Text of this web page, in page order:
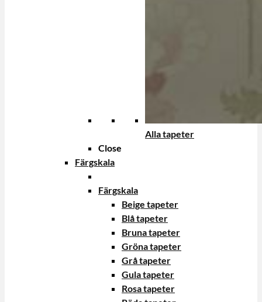
Alla tapeter
Close
Färgskala
Färgskala
Beige tapeter
Blå tapeter
Bruna tapeter
Gröna tapeter
Grå tapeter
Gula tapeter
Rosa tapeter